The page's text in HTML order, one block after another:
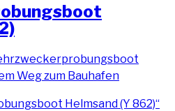
Helmsand (Y 862)“